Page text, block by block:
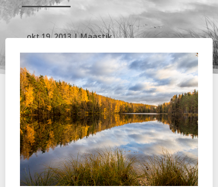
okt 19, 2013|Maastik